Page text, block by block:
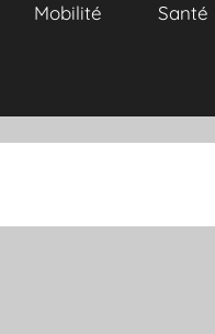
Mobilité Santé